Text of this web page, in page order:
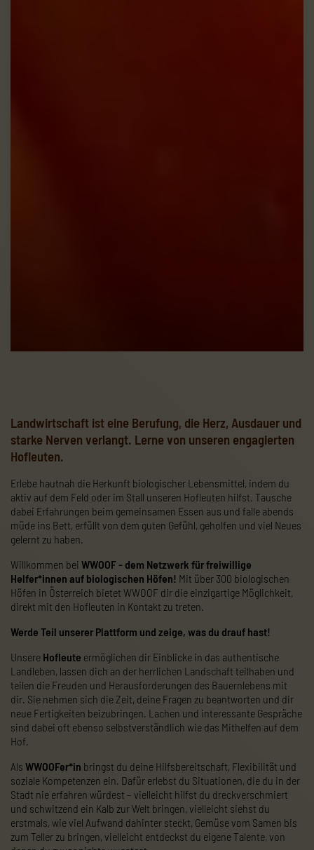
Landwirtschaft ist eine Berufung, die Herz, Ausdauer und
starke Nerven verlangt. Lerne von unseren engagierten
Hofleuten.
Erlebe hautnah die Herkunft biologischer Lebensmittel, indem du
aktiv auf dem Feld oder im Stall unseren Hofleuten hilfst. Tausche
dabei Erfahrungen beim gemeinsamen Essen aus und falle abends
müde ins Bett, erfüllt von dem guten Gefühl, geholfen und viel Neues
gelernt zu haben.
Willkommen bei WWOOF - dem Netzwerk für freiwillige
Helfer*innen auf biologischen Höfen! Mit über 300 biologischen
Höfen in Österreich bietet WWOOF dir die einzigartige Möglichkeit,
direkt mit den Hofleuten in Kontakt zu treten.
Werde Teil unserer Plattform und zeige, was du drauf hast!
Unsere Hofleute ermöglichen dir Einblicke in das authentische
Landleben, lassen dich an der herrlichen Landschaft teilhaben und
teilen die Freuden und Herausforderungen des Bauernlebens mit
dir. Sie nehmen sich die Zeit, deine Fragen zu beantworten und dir
neue Fertigkeiten beizubringen. Lachen und interessante Gespräche
sind dabei oft ebenso selbstverständlich wie das Mithelfen auf dem
Hof.
Als WWOOFer*in bringst du deine Hilfsbereitschaft, Flexibilität und
soziale Kompetenzen ein. Dafür erlebst du Situationen, die du in der
Stadt nie erfahren würdest – vielleicht hilfst du dreckverschmiert
und schwitzend ein Kalb zur Welt bringen, vielleicht siehst du
erstmals, wie viel Aufwand dahinter steckt, Gemüse vom Samen bis
zum Teller zu bringen, vielleicht entdeckst du eigene Talente, von